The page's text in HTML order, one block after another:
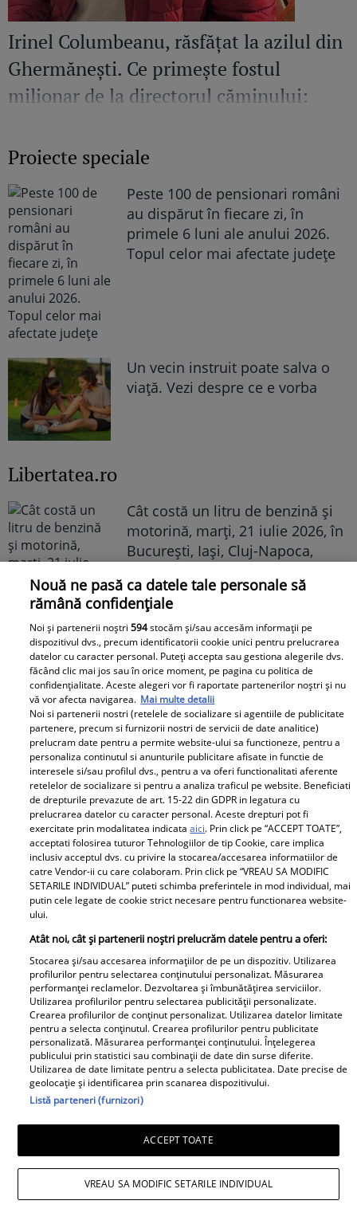
Irinel Columbeanu, răsfățat la azilul din
Ghermănești. Ce primește fostul
milionar de la directorul căminului:
Proiecte speciale
Peste 100 de pensionari români
au dispărut în fiecare zi, în
primele 6 luni ale anului 2026.
Topul celor mai afectate județe
Un vecin instruit poate salva o
viață. Vezi despre ce e vorba
Libertatea.ro
Cât costă un litru de benzină și
motorină, marți, 21 iulie 2026, în
București, Iași, Cluj-Napoca,
Avantaje
Ea - 52, el - 29, atât aveau când s-
au îndrăgostit, dar iubirea nu a
rezistat. La 6 luni de la
despărțirea de Octavian Ene, uite
cum a răspuns Daniela Nane la
o întrebare incomodă! ȘAH MAT!
Cabral rupe tăcerea după
divorțul de Andreea Ibacka. „Nu
mi-a convenit să spun asta cu
voce tare. M-a afectat”
O mai ții minte pe Janine Sârbu?
Cum arată și cu ce se ocupă
Nouă ne pasă ca datele tale personale să
rămână confidențiale
Noi și partenerii noștri594stocăm și/sau accesăm informații pe
dispozitivul dvs., precum identificatorii cookie unici pentru prelucrarea
datelor cu caracter personal. Puteți accepta sau gestiona alegerile dvs.
făcând clic mai jos sau în orice moment, pe pagina cu politica de
confidențialitate. Aceste alegeri vor fi raportate partenerilor noștri și nu
vă vor afecta navigarea. Mai multe detalii
Noi si partenerii nostri (retelele de socializare si agentiile de publicitate
partenere, precum si furnizorii nostri de servicii de date analitice)
prelucram date pentru a permite website-ului sa functioneze, pentru a
personaliza continutul si anunturile publicitare afisate in functie de
interesele si/sau profilul dvs., pentru a va oferi functionalitati aferente
retelelor de socializare si pentru a analiza traficul pe website. Beneficiati
de drepturile prevazute de art. 15-22 din GDPR in legatura cu
prelucrarea datelor cu caracter personal. Aceste drepturi pot fi
exercitate prin modalitatea indicataaici. Prin click pe “ACCEPT TOATE”,
acceptati folosirea tuturor Tehnologiilor de tip Cookie, care implica
inclusiv acceptul dvs. cu privire la stocarea/accesarea informatiilor de
catre Vendor-ii cu care colaboram. Prin click pe “VREAU SA MODIFIC
SETARILE INDIVIDUAL” puteti schimba preferintele in mod individual, mai
putin cele legate de cookie strict necesare pentru functionarea website-
ului.
Atât noi, cât și partenerii noștri prelucrăm datele pentru a oferi:
Stocarea și/sau accesarea informațiilor de pe un dispozitiv. Utilizarea
profilurilor pentru selectarea conținutului personalizat. Măsurarea
performanței reclamelor. Dezvoltarea și îmbunătățirea serviciilor.
Utilizarea profilurilor pentru selectarea publicității personalizate.
Crearea profilurilor de conținut personalizat. Utilizarea datelor limitate
pentru a selecta conținutul. Crearea profilurilor pentru publicitate
personalizată. Măsurarea performanței conținutului. Înțelegerea
publicului prin statistici sau combinații de date din surse diferite.
Utilizarea de date limitate pentru a selecta publicitatea. Date precise de
geolocație și identificarea prin scanarea dispozitivului.
Listă parteneri (furnizori)
ACCEPT TOATE
VREAU SA MODIFIC SETARILE INDIVIDUAL